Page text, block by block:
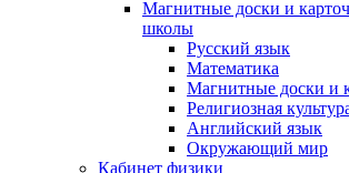
Магнитные доски и
школы
Русский язык
Математика
Магнитные доски и
Религиозная
Английский язык
Окружающий мир
Кабинет физики